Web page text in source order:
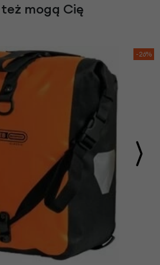
mogą Cię
-26%